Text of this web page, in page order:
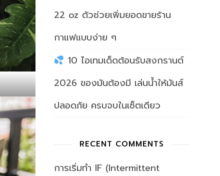
22 oz ตัวช่วยเพิ่มยอดขายร้าน
กาแฟแบบง่าย ๆ
10 ไอเทมเด็ดต้อนรับสงกรานต์
2026 ของมันต้องมี เล่นน้ำให้มันส์
ปลอดภัย ครบจบในเซ็ตเดียว
RECENT COMMENTS
การเริ่มทำ IF (Intermittent